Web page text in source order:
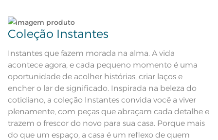
Observações
nas especificações técnicas do
Fios Fio Tecnologia Unika
Coleção Instantes
Instantes que fazem morada na alma. A vida
acontece agora, e cada pequeno momento é uma
oportunidade de acolher histórias, criar laços e
encher o lar de significado. Inspirada na beleza do
cotidiano, a coleção Instantes convida você a viver
plenamente, com peças que abraçam cada detalhe e
trazem o frescor do novo para sua casa. Porque mais
do que um espaço, a casa é um reflexo de quem